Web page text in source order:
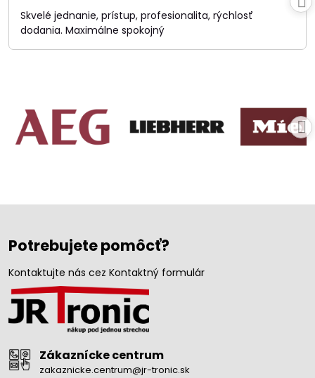
/
5
Skvelé jednanie, prístup, profesionalita, rýchlosť
dodania. Maximálne spokojný
Potrebujete pomôcť?
Kontaktujte nás cez Kontaktný formulár
Zákaznícke centrum
zakaznicke.centrum@jr-tronic.sk